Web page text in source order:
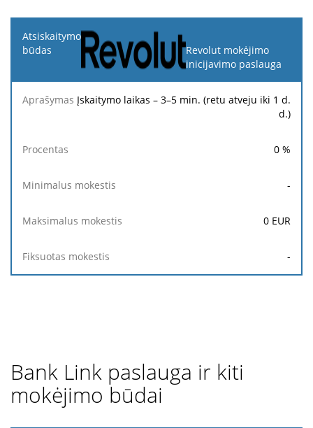
Atsiskaitymo
būdas
Minimalus
mokestis
Maksimalus
mokestis
Revolut mokėjimo
inicijavimo paslauga
Įskaitymo laikas – 3–5 min. (retu atveju iki 1 d.
d.)
0 %
-
0 EUR
-
Bank Link paslauga ir kiti
mokėjimo būdai